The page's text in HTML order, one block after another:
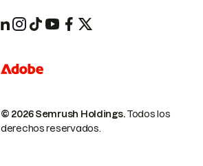
© 2026 Semrush Holdings.Todos los
derechos reservados.